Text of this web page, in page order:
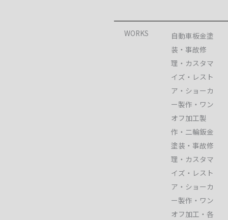
WORKS
自動車板金塗
装・事故修
理・カスタマ
イズ・レスト
ア・ショーカ
ー製作・ワン
オフ加工製
作・二輪鈑金
塗装・事故修
理・カスタマ
イズ・レスト
ア・ショーカ
ー製作・ワン
オフ加工・各